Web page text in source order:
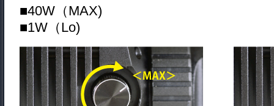
■40W
■1W（Lo)